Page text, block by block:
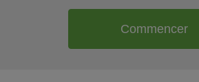
Commencer